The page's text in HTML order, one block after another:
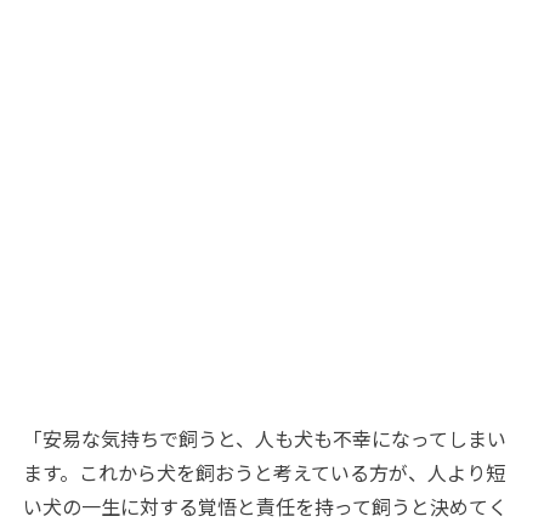
「安易な気持ちで飼うと、人も犬も不幸になってしまい
ます。これから犬を飼おうと考えている方が、人より短
い犬の一生に対する覚悟と責任を持って飼うと決めてく